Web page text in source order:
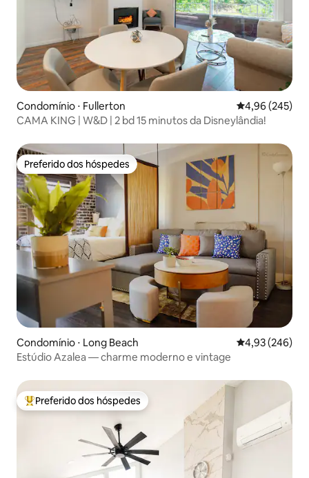
Condomínio ⋅ Fullerton 4,96 de uma
4,96 (245)
CAMA KING | W&D | 2 bd 15 minutos da Disneylândia!
Preferido dos hóspedes
Preferido dos hóspedes
Condomínio ⋅ Long Beach 4,93 de uma
4,93 (246)
Estúdio Azalea — charme moderno e vintage
Entre os melhores preferidos dos hóspedes
Preferido dos hóspedes